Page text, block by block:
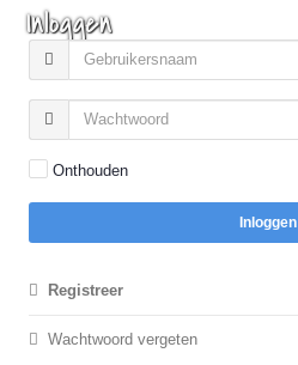
Inloggen
Onthouden
Inloggen
Registreer
Wachtwoord vergeten